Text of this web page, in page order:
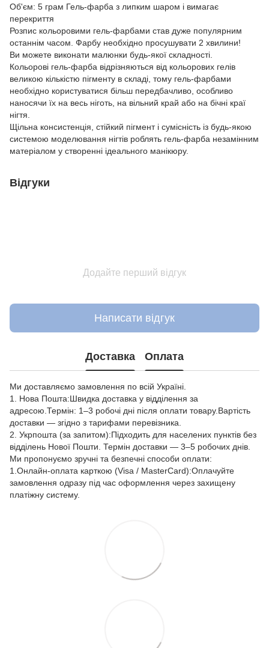
Об'єм: 5 грам Гель-фарба з липким шаром і вимагає
перекриття
Розпис кольоровими гель-фарбами став дуже популярним
останнім часом. Фарбу необхідно просушувати 2 хвилини!
Ви можете виконати малюнки будь-якої складності.
Кольорові гель-фарба відрізняються від кольорових гелів
великою кількістю пігменту в складі, тому гель-фарбами
необхідно користуватися більш передбачливо, особливо
наносячи їх на весь ніготь, на вільний край або на бічні краї
нігтя.
Щільна консистенція, стійкий пігмент і сумісність із будь-якою
системою моделювання нігтів роблять гель-фарба незамінним
матеріалом у створенні ідеального манікюру.
Відгуки
Додайте перший відгук
Написати відгук
Доставка Оплата
Ми доставляємо замовлення по всій Україні.
1. Нова Пошта:Швидка доставка у відділення за
адресою.Термін: 1–3 робочі дні після оплати товару.Вартість
доставки — згідно з тарифами перевізника.
2. Укрпошта (за запитом):Підходить для населених пунктів без
відділень Нової Пошти. Термін доставки — 3–5 робочих днів.
Ми пропонуємо зручні та безпечні способи оплати:
1.Онлайн-оплата карткою (Visa / MasterCard):Оплачуйте
замовлення одразу під час оформлення через захищену
платіжну систему.